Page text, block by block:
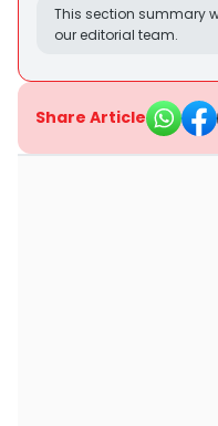
This section summary
our editorial team.
Share Article